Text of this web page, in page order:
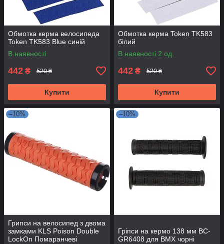
Обмотка керма велосипеда
Token TK583 Blue синій
В наявності
442 ₴ 520 ₴
Купити
Обмотка керма Token TK583
білий
В наявності 2 од.
442 ₴ 520 ₴
Купити
–10%
Грипси на велосипед з двома
замками KLS Poison Double
LockOn Помаранчеві
–10%
Гріпси на кермо 138 мм BC-
GR6408 для BMX чорні